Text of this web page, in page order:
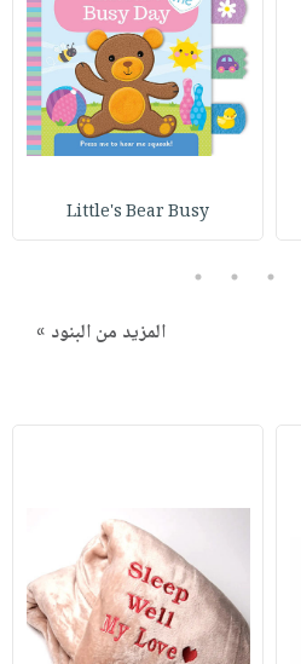
Little's Bear Busy
3
4
5
المزيد من البنود »